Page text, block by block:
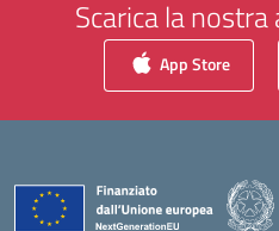
Scarica la
App Store